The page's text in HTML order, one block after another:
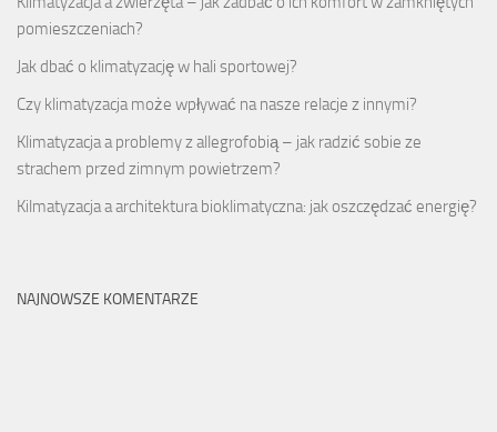
pomieszczeniach?
Jak dbać o klimatyzację w hali sportowej?
Czy klimatyzacja może wpływać na nasze relacje z innymi?
Klimatyzacja a problemy z allegrofobią – jak radzić sobie ze
strachem przed zimnym powietrzem?
Kilmatyzacja a architektura bioklimatyczna: jak oszczędzać energię?
NAJNOWSZE KOMENTARZE